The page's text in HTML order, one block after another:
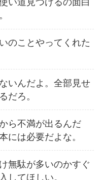
い道見つけるの面白
のことやってくれた
いんだよ。全部見せ
だろ。
ら不満が出るんだ
には必要だよな。
無駄が多いのかすぐ
してほしい。